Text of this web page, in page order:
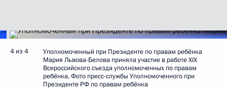
4 из 4
Уполномоченный при Президенте по правам ребёнка
Мария Львова-Белова приняла участие в работе XIX
Всероссийского съезда уполномоченных по правам
ребёнка. Фото пресс-службы Уполномоченного при
Президенте РФ по правам ребёнка